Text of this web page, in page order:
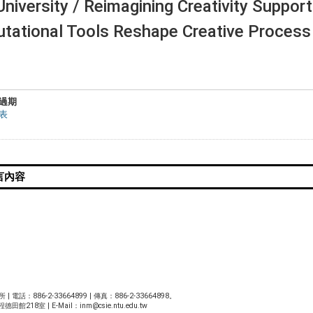
/ Reimagining Creativity
Tools Reshape Creative Process
期
| 電話：886-2-33664899 | 傳真：886-2-33664898。
德田館218室 | E-Mail： inm@csie.ntu.edu.tw